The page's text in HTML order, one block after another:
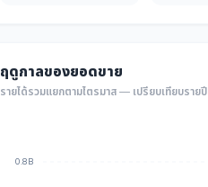
ฤดูกาลของยอดขาย
รายได้รวมแยกตามไตรมาส — เปรียบเทียบรายปี
0.8B